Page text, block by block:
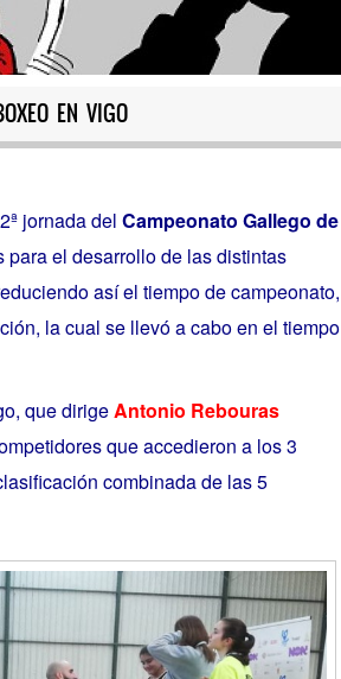
EN VIGO
jornada del Campeonato Gallego de
el desarrollo de las distintas
así el tiempo de campeonato,
la cual se llevó a cabo en el tiempo
que dirigeAntonio Rebouras
que accedieron a los 3
combinada de las 5